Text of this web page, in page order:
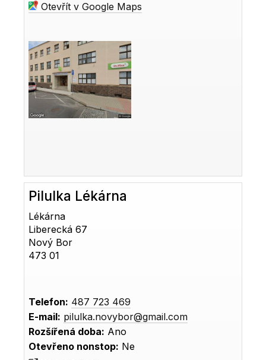
Otevřít v Google Maps
Pilulka Lékárna
Lékárna
Liberecká 67
Nový Bor
473 01
Telefon: 487 723 469
E-mail: pilulka.novybor@gmail.com
Rozšířená doba: Ano
Otevřeno nonstop: Ne